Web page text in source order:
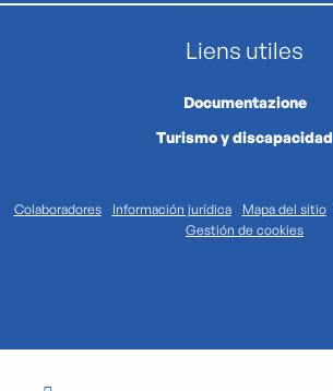
Liens utiles
Documentazione
Turismo y discapacidad
Colaboradores Información jurídica Mapa del sitio
Gestión de cookies